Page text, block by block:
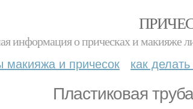
информация о прическах и макияже
макияжа и причесок как
Пластиковая труба